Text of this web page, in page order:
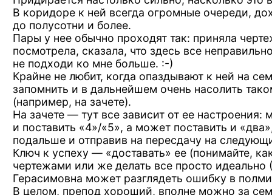
В коридоре к ней всегда огромные очереди,
до полусотни и более.
Пары у нее обычно проходят так: приняла
посмотрела, сказала, что здесь все
не подходи ко мне больше. :-)
Крайне не любит, когда опаздывают к ней на
запомнить и в дальнейшем очень насолить
(например, на зачете).
На зачете — тут все зависит от ее настроения:
и поставить «4»/«5», а может поставить и
подальше и отправив на пересдачу на
Ключ к успеху — «доставать» ее (понимайте,
чертежами или же делать все просто
Герасимовна может разглядеть ошибку в
В целом, препод хороший, вполне можно за